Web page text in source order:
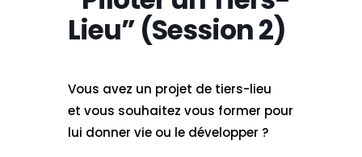
Lieu” (Session 2)
Vous avez un projet de tiers-lieu
et vous souhaitez vous former pour
lui donner vie ou le développer ?